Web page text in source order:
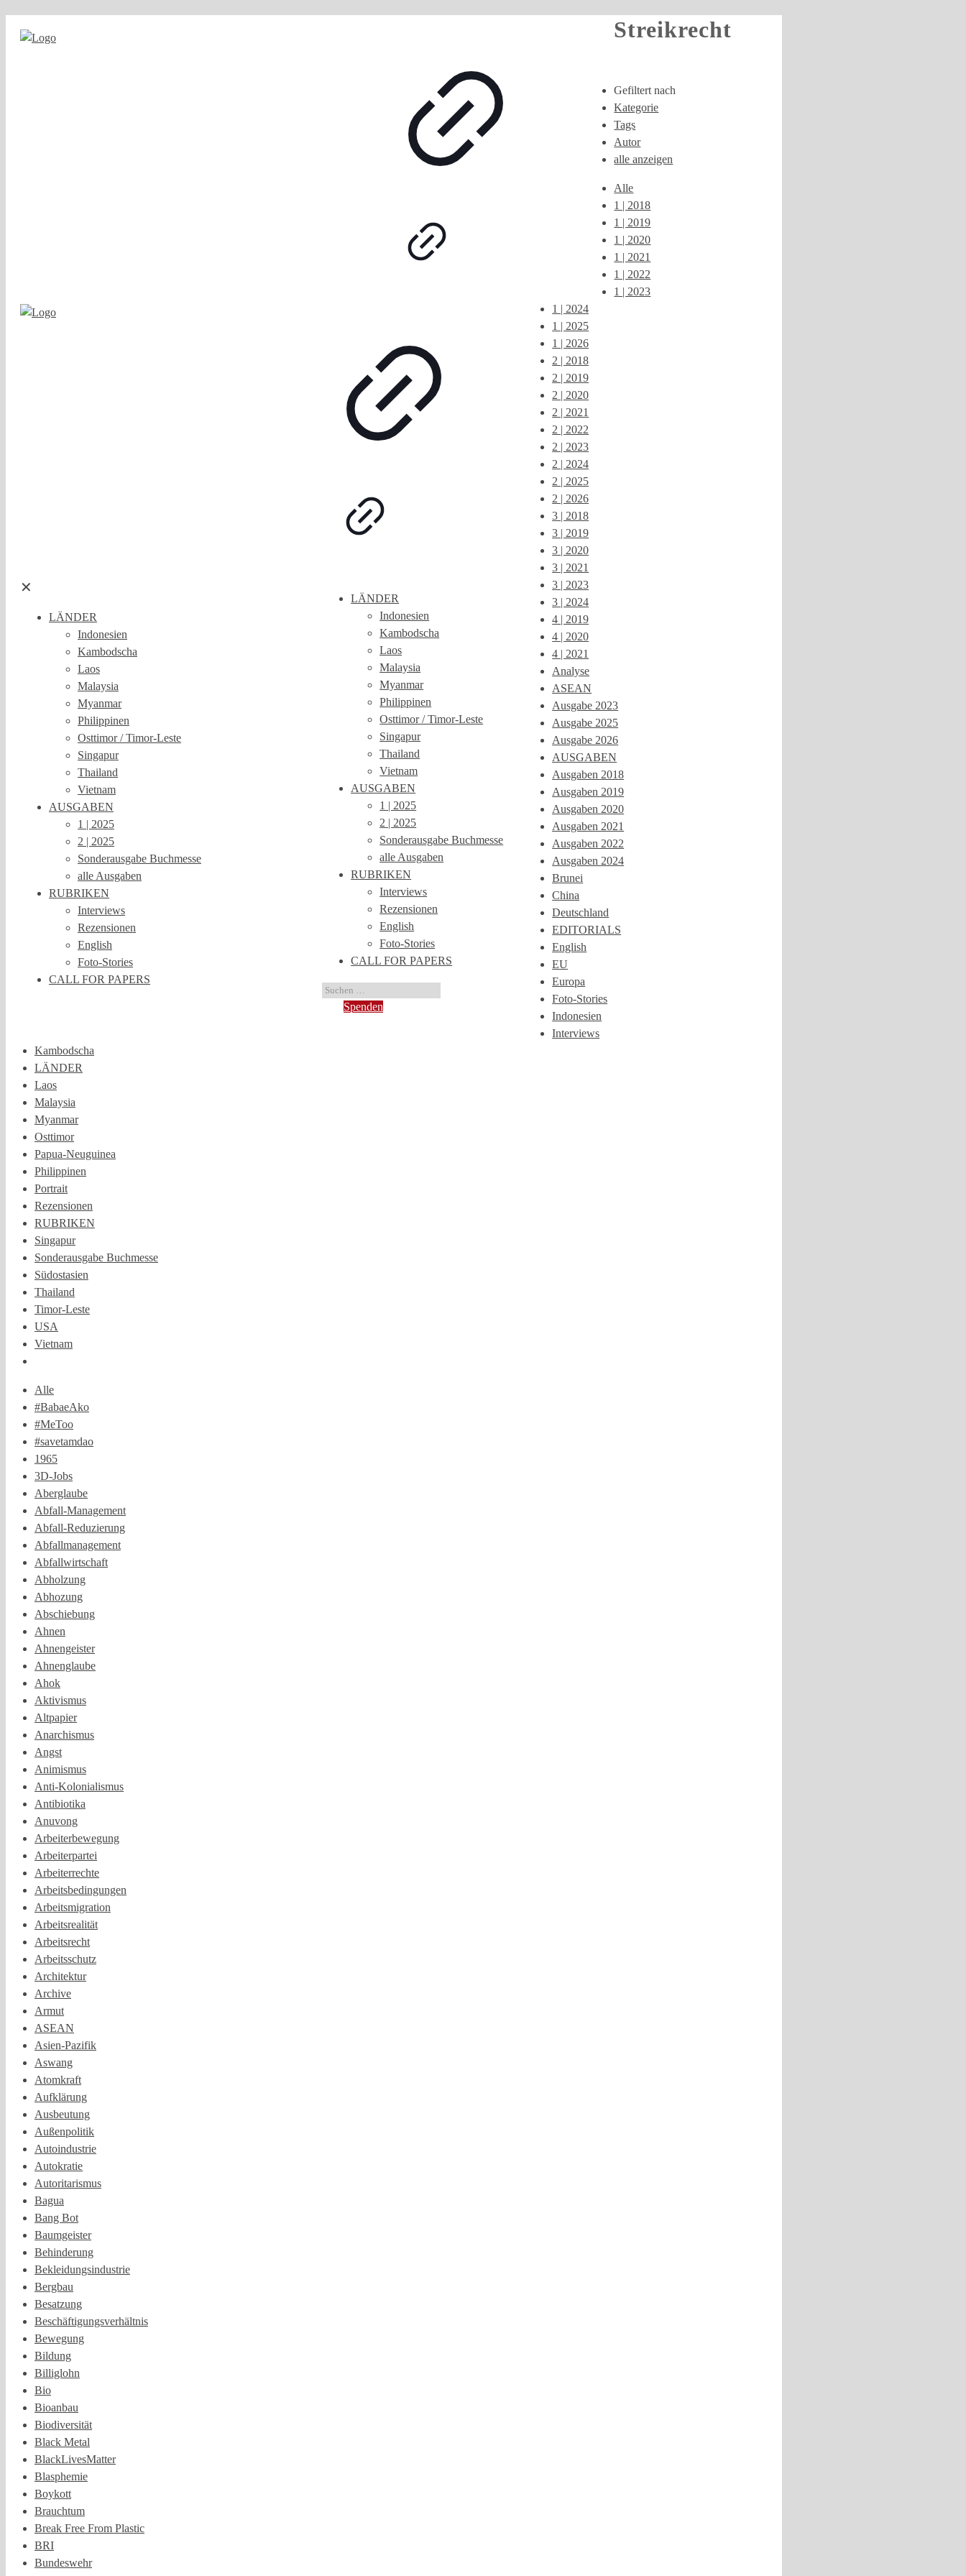
✕
LÄNDER
Indonesien
Kambodscha
Laos
Malaysia
Myanmar
Philippinen
Osttimor / Timor-Leste
Singapur
Thailand
Vietnam
AUSGABEN
1 | 2025
2 | 2025
Sonderausgabe Buchmesse
alle Ausgaben
RUBRIKEN
Interviews
Rezensionen
English
Foto-Stories
CALL FOR PAPERS
LÄNDER
Indonesien
Kambodscha
Laos
Malaysia
Myanmar
Philippinen
Osttimor / Timor-Leste
Singapur
Thailand
Vietnam
AUSGABEN
1 | 2025
2 | 2025
Sonderausgabe Buchmesse
alle Ausgaben
RUBRIKEN
Interviews
Rezensionen
English
Foto-Stories
CALL FOR PAPERS
Spenden
Streikrecht
Gefiltert nach
Kategorie
Tags
Autor
alle anzeigen
Alle
1 | 2018
1 | 2019
1 | 2020
1 | 2021
1 | 2022
1 | 2023
1 | 2024
1 | 2025
1 | 2026
2 | 2018
2 | 2019
2 | 2020
2 | 2021
2 | 2022
2 | 2023
2 | 2024
2 | 2025
2 | 2026
3 | 2018
3 | 2019
3 | 2020
3 | 2021
3 | 2023
3 | 2024
4 | 2019
4 | 2020
4 | 2021
Analyse
ASEAN
Ausgabe 2023
Ausgabe 2025
Ausgabe 2026
AUSGABEN
Ausgaben 2018
Ausgaben 2019
Ausgaben 2020
Ausgaben 2021
Ausgaben 2022
Ausgaben 2024
Brunei
China
Deutschland
EDITORIALS
English
EU
Europa
Foto-Stories
Indonesien
Interviews
Kambodscha
LÄNDER
Laos
Malaysia
Myanmar
Osttimor
Papua-Neuguinea
Philippinen
Portrait
Rezensionen
RUBRIKEN
Singapur
Sonderausgabe Buchmesse
Südostasien
Thailand
Timor-Leste
USA
Vietnam
Alle
#BabaeAko
#MeToo
#savetamdao
1965
3D-Jobs
Aberglaube
Abfall-Management
Abfall-Reduzierung
Abfallmanagement
Abfallwirtschaft
Abholzung
Abhozung
Abschiebung
Ahnen
Ahnengeister
Ahnenglaube
Ahok
Aktivismus
Altpapier
Anarchismus
Angst
Animismus
Anti-Kolonialismus
Antibiotika
Anuvong
Arbeiterbewegung
Arbeiterpartei
Arbeiterrechte
Arbeitsbedingungen
Arbeitsmigration
Arbeitsrealität
Arbeitsrecht
Arbeitsschutz
Architektur
Archive
Armut
ASEAN
Asien-Pazifik
Aswang
Atomkraft
Aufklärung
Ausbeutung
Außenpolitik
Autoindustrie
Autokratie
Autoritarismus
Bagua
Bang Bot
Baumgeister
Behinderung
Bekleidungsindustrie
Bergbau
Besatzung
Beschäftigungsverhältnis
Bewegung
Bildung
Billiglohn
Bio
Bioanbau
Biodiversität
Black Metal
BlackLivesMatter
Blasphemie
Boykott
Brauchtum
Break Free From Plastic
BRI
Bundeswehr